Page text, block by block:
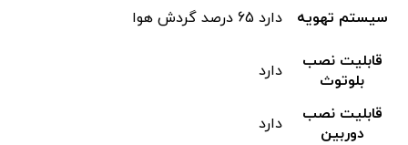
سیستم تهویه دارد 65 درصد گردش هوا
قابلیت نصب
بلوتوث
دارد
قابلیت نصب
دوربین
دارد